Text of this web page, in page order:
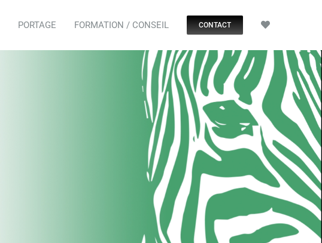
PORTAGE FORMATION / CONSEIL CONTACT